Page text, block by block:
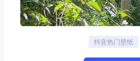
抖音热门壁纸